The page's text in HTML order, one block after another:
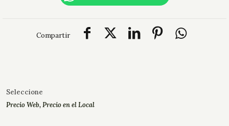
Compartir
Seleccione
Precio Web,Precio en el Local